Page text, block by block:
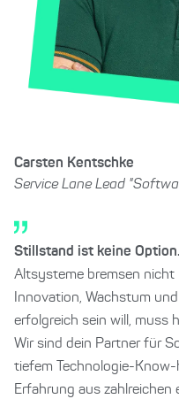
Carsten Kentschke
Service Lane Lead
Stillstand ist keine Option.
Altsysteme bremsen nicht
Innovation, Wachstum
erfolgreich sein will, muss
Wir sind dein Partner für
tiefem Technologie-
Erfahrung aus zahlreichen